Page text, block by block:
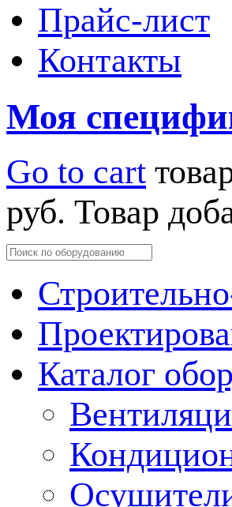
Прайс-лист
Контакты
Моя
Go to cart
руб. Товар
Каталог